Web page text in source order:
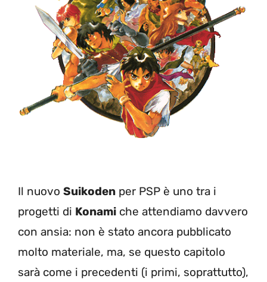
Il nuovo Suikoden per PSP è uno tra i
progetti di Konami che attendiamo davvero
con ansia: non è stato ancora pubblicato
molto materiale, ma, se questo capitolo
sarà come i precedenti (i primi, soprattutto),